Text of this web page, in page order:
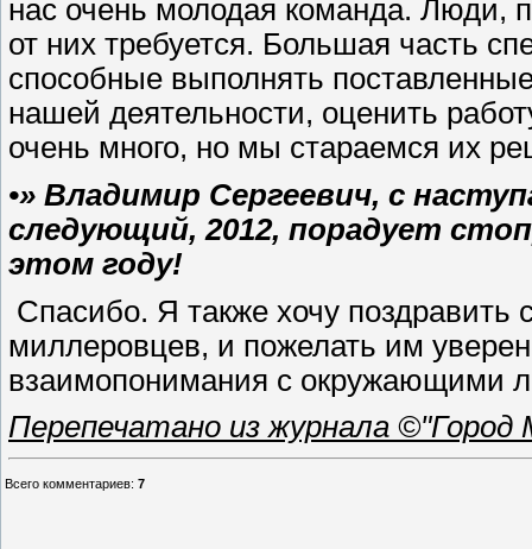
нас очень молодая команда. Люди,
от них требуется. Большая часть
способные выполнять
нашей деятельности, оценить
очень много, но мы стараемся их
•» Владимир Сергеевич, с
следующий, 2012, порадует
этом году!
Спасибо. Я также хочу поздравить
миллеровцев, и пожелать им
взаимопонимания с окружающими
Перепечатано из журнала ©"Город
Всего комментариев: 7